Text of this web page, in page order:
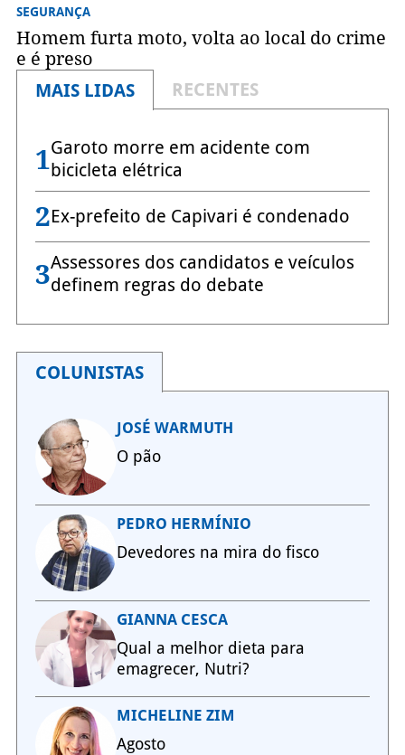
SEGURANÇA
Homem furta moto, volta ao local do crime
e é preso
MAIS LIDAS
RECENTES
1Garoto morre em acidente com
bicicleta elétrica
2Ex-prefeito de Capivari é condenado
3Assessores dos candidatos e veículos
definem regras do debate
COLUNISTAS
JOSÉ WARMUTH
O pão
PEDRO HERMÍNIO
Devedores na mira do fisco
GIANNA CESCA
Qual a melhor dieta para
emagrecer, Nutri?
MICHELINE ZIM
Agosto